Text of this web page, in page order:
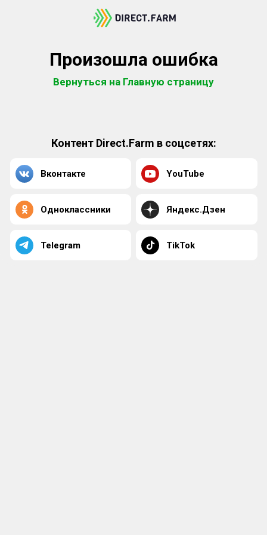
Произошла ошибка
Вернуться на Главную страницу
Контент Direct.Farm в соцсетях:
Вконтакте YouTube
Одноклассники Яндекс.Дзен
Telegram TikTok